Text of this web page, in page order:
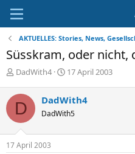
AKTUELLES: Stories, News,
Süsskram, oder nicht,
E
s
t
e
l
l
e
DadWith4
E
t
e
l
17 April 2003
D DadWith4
DadWith5
17 April 2003